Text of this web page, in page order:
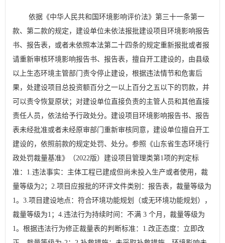
依据《中华人民共和国环境影响评价法》第三十一条第一
款、第二款的规定，建设单位未依法报批建设项目环境影响报告
书、报告表，或者未依照本法第二十四条的规定重新报批或者报
请重新审核环境影响报告书、报告表，擅自开工建设的，由县级
以上生态环境主管部门责令停止建设，根据违法情节和危害后
果，处建设项目总投资额百分之一以上百分之五以下的罚款，并
可以责令恢复原状；对建设单位直接负责的主管人员和其他直接
责任人员，依法给予行政处分。建设项目环境影响报告书、报告
表未经批准或者未经原审部门重新审核同意，建设单位擅自开工
建设的，依照前款的规定处罚、处分。参照 《山东省生态环境行
政处罚裁量基准》（2022版）建设项目管理类第1项的判定标
准： 1.违法事实：主体工程已建成但尚未投入生产或者使用，裁
量等级为2；2.项目应报批的环评文件类别：报告表，裁量等级为
1。3.项目建设地点：符合环境功能规划（或无环境功能规划），
裁量等级为1 ；4.违法行为持续时间：不满3个月，裁量等级为
1。根据违法行为修正裁量表的判断标准： 1.改正态度：立即改